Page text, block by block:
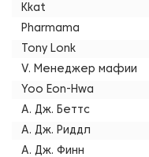
Kkat
Pharmama
Tony Lonk
V. Менеджер мафии
Yoo Eon-Hwa
А. Дж. Беттс
А. Дж. Риддл
А. Дж. Финн